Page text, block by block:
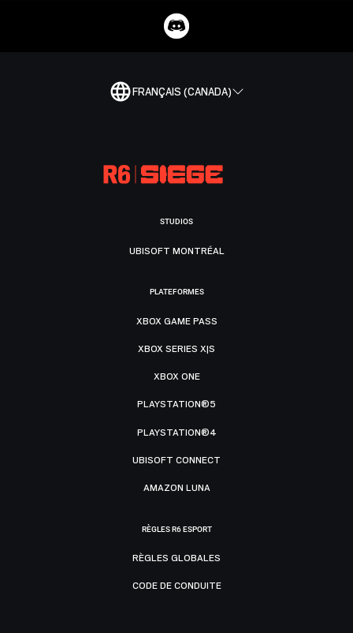
FRANÇAIS (CANADA)
STUDIOS
UBISOFT MONTRÉAL
PLATEFORMES
XBOX GAME PASS
XBOX SERIES X|S
XBOX ONE
PLAYSTATION®5
PLAYSTATION®4
UBISOFT CONNECT
AMAZON LUNA
RÈGLES R6 ESPORT
RÈGLES GLOBALES
CODE DE CONDUITE